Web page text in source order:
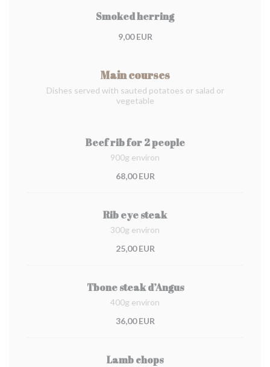
Smoked herring
9,00 EUR
Main courses
Dishes served with sauted potatoes or salad or
vegetable
Beef rib for 2 people
900g environ
68,00 EUR
Rib eye steak
300g environ
25,00 EUR
Tbone steak d’Angus
400g environ
36,00 EUR
Lamb chops